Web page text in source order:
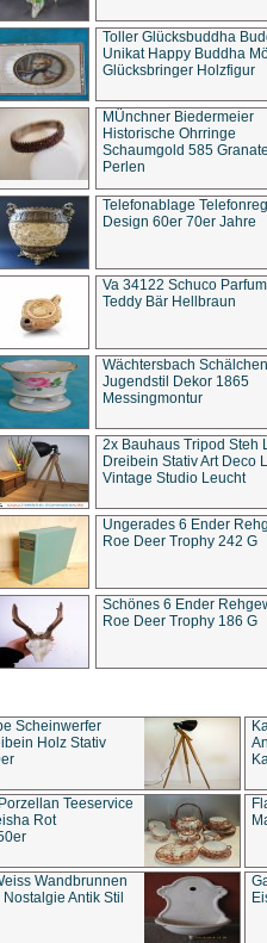
Toller Glücksbuddha
Unikat Happy Buddha
Glücksbringer Holzfigur
MÜnchner Biedermeier
Historische Ohrringe
Schaumgold 585
Perlen
Telefonablage
Design 60er 70er Jahre
Va 34122 Schuco
Teddy Bär Hellbraun
Wächtersbach Schälchen
Jugendstil Dekor 1865
Messingmontur
2x Bauhaus Tripod Steh
Dreibein Stativ Art Deco
Vintage Studio Leucht
Ungerades 6 Ender
Roe Deer Trophy 242 G
Schönes 6 Ender
Roe Deer Trophy 186 G
Scheinwerfer
Holz Stativ
Teeservice
Rot
Wandbrunnen
Antik Stil